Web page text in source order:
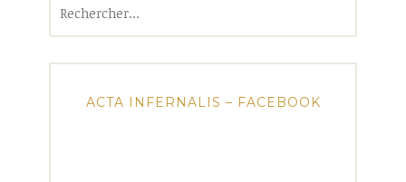
ACTA INFERNALIS – FACEBOOK